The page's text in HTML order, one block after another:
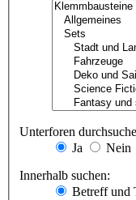
Unterforen
Ja
Nein
Innerhalb suchen:
Betreff und